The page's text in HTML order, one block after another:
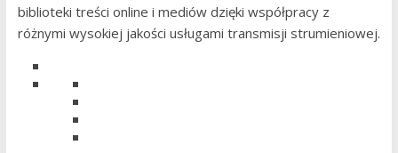
biblioteki treści online i mediów dzięki współpracy z
różnymi wysokiej jakości usługami transmisji strumieniowej.